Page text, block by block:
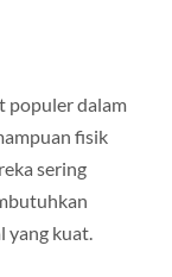
populer dalam
fisik
sering
yang kuat.